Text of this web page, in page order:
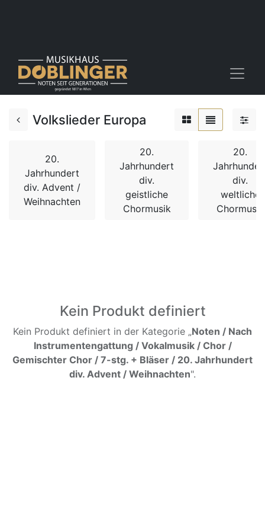
Volkslieder Europa
20.
Jahrhundert
div. Advent /
Weihnachten
20.
Jahrhundert
div.
geistliche
Chormusik
20.
div.
weltliche
Chormusik
Kein Produkt definiert
Kein Produkt definiert in der Kategorie „Noten / Nach
Instrumentengattung / Vokalmusik / Chor /
Gemischter Chor / 7-stg. + Bläser / 20. Jahrhundert
div. Advent / Weihnachten".